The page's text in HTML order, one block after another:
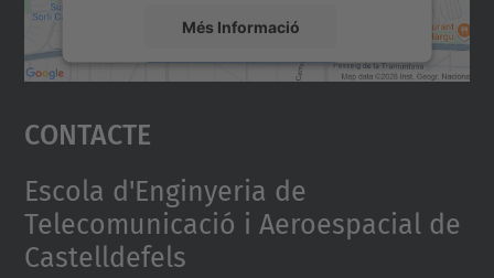
Més Informació
Accepta
powered by
Contacte
Escola d'Enginyeria de
Telecomunicació i Aeroespacial de
Castelldefels